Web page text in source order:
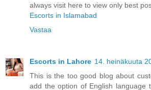
always visit here to view only best
Escorts in Islamabad
Vastaa
Escorts in Lahore 14. heinäkuuta
This is the too good blog about
add the option of English language